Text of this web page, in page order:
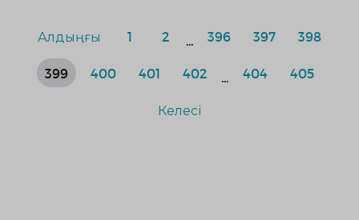
Алдыңғы 1 2 396 397 398
399 400 401 402 404 405
Келесі